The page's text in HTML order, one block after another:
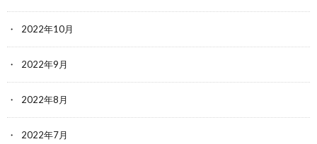
2022年10月
2022年9月
2022年8月
2022年7月